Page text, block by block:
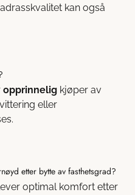
kan også
opprinnelig kjøper av
eller
etter bytte av fasthetsgrad?
optimal komfort etter